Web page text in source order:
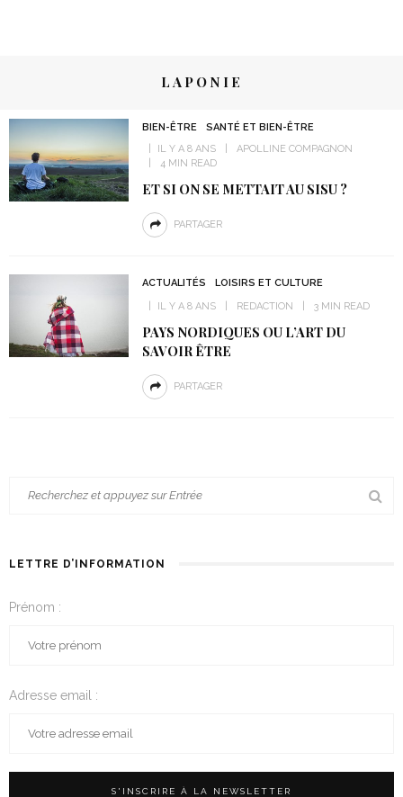
LAPONIE
BIEN-ÊTRE
SANTÉ ET BIEN-ÊTRE
IL Y A 8 ANS
APOLLINE COMPAGNON
4 MIN READ
ET SI ON SE METTAIT AU SISU ?
PARTAGER
ACTUALITÉS
LOISIRS ET CULTURE
IL Y A 8 ANS
REDACTION 3 MIN READ
PAYS NORDIQUES OU L’ART DU
SAVOIR ÊTRE
PARTAGER
LETTRE D’INFORMATION
Prénom :
Adresse email :